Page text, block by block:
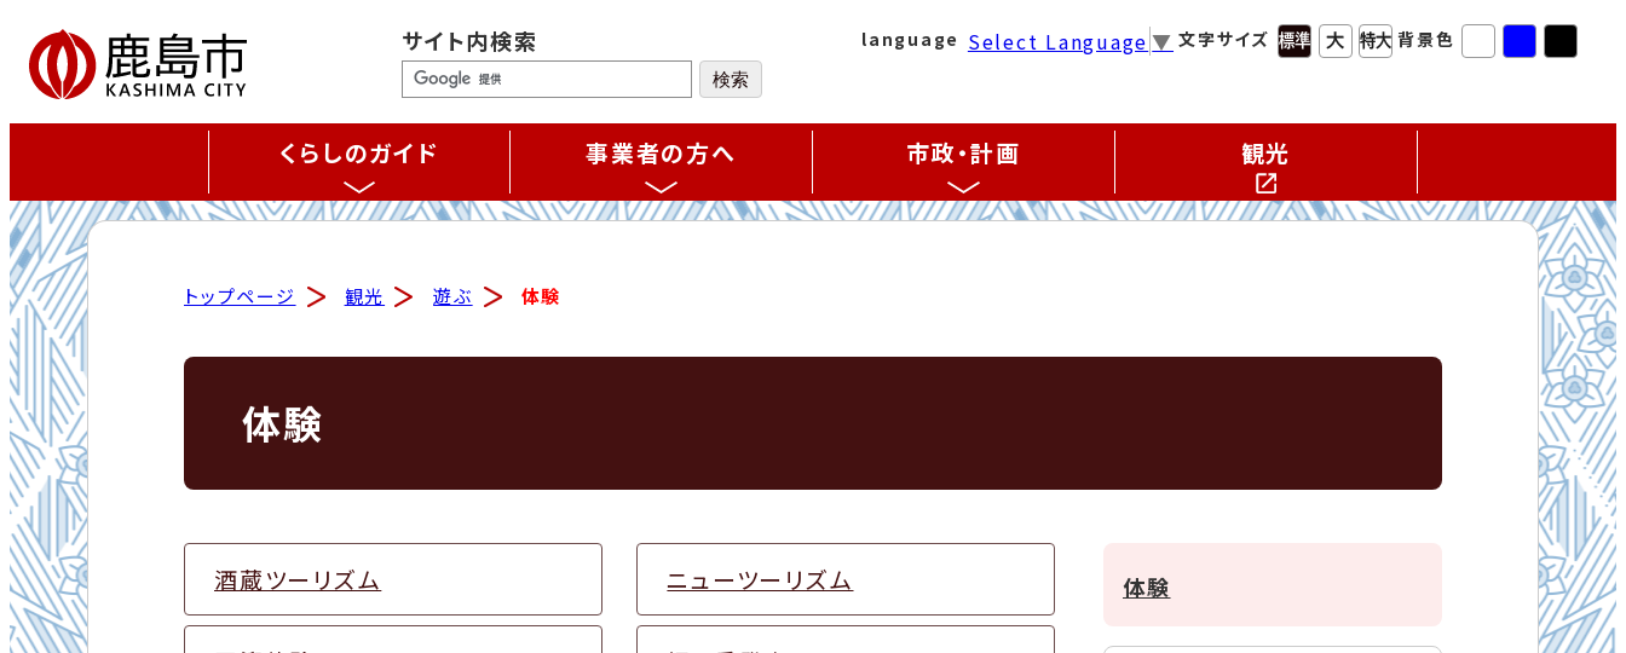
サイト内検索 language Select Language ▼ 文字サイズ 背景色
くらしのガイド 事業者の方へ 市政・計画 観光
トップページ 観光 遊ぶ 体験
体験
酒蔵ツーリズム ニューツーリズム 体験